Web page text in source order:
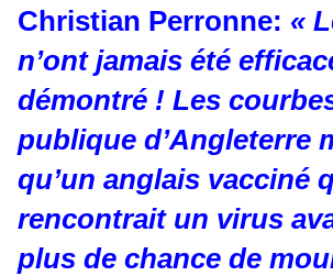
Christian Perronne: «
n’ont jamais été
démontré ! Les
publique d’Angleterre
qu’un anglais vacciné
rencontrait un virus
plus de chance de